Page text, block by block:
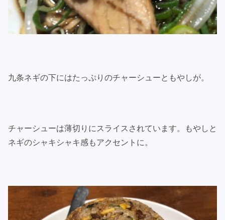
九条ネギの下にはたっぷりのチャーシューともやしが。
チャーシューは薄切りにスライスされています。もやしと
ネギのシャキシャキ感もアクセントに。